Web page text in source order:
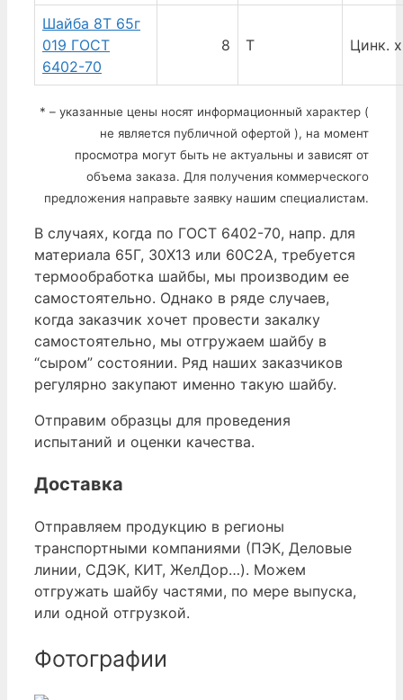
Шайба 8Т 65г
019 ГОСТ
6402-70
8 Т Цинк.
* – указанные цены носят информационный характер (
не является публичной офертой ), на момент
просмотра могут быть не актуальны и зависят от
объема заказа. Для получения коммерческого
предложения направьте заявку нашим специалистам.
В случаях, когда по ГОСТ 6402-70, напр. для
материала 65Г, 30Х13 или 60С2А, требуется
термообработка шайбы, мы производим ее
самостоятельно. Однако в ряде случаев,
когда заказчик хочет провести закалку
самостоятельно, мы отгружаем шайбу в
“сыром” состоянии. Ряд наших заказчиков
регулярно закупают именно такую шайбу.
Отправим образцы для проведения
испытаний и оценки качества.
Доставка
Отправляем продукцию в регионы
транспортными компаниями (ПЭК, Деловые
линии, СДЭК, КИТ, ЖелДор…). Можем
отгружать шайбу частями, по мере выпуска,
или одной отгрузкой.
Фотографии